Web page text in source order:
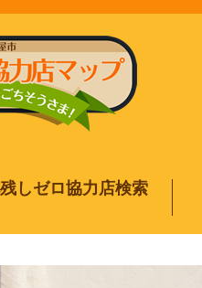
しゼロ協力店検索